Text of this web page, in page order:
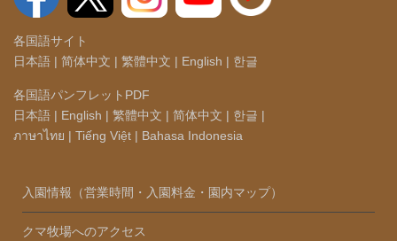
各国語サイト
日本語 | 简体中文 | 繁體中文 | English | 한글
各国語パンフレットPDF
日本語 | English | 繁體中文 | 简体中文 | 한글 |
ภาษาไทย | Tiếng Việt | Bahasa Indonesia
入園情報（営業時間・入園料金・園内マップ）
クマ牧場へのアクセス